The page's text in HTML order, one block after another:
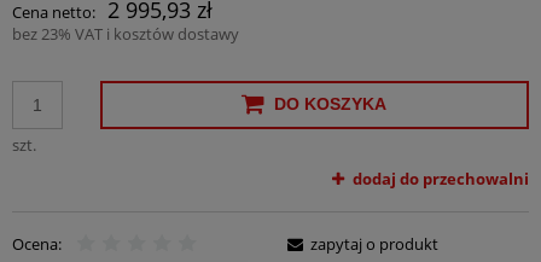
Cena netto: 2 995,93 zł
bez 23% VAT i kosztów dostawy
szt.
DO KOSZYKA
dodaj do przechowalni
Ocena:
zapytaj o produkt